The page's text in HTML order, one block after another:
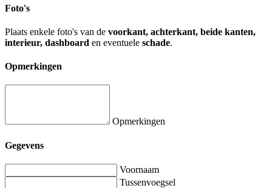
Foto's
Plaats enkele foto's van de voorkant, achterkant, beide kanten,
interieur, dashboard en eventuele schade.
Opmerkingen
Opmerkingen
Gegevens
Voornaam
Tussenvoegsel